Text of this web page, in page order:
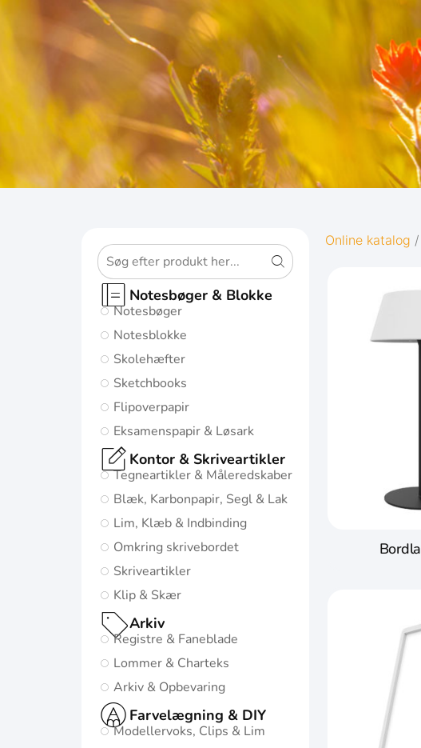
OXFORD
ORIGINS
Diskret og
minimalistisk
design
naturinspirerede
farver med
matchende
Oxford
Notesbøger & Blokke
Notesbøger
Notesblokke
Skolehæfter
Sketchbooks
Flipoverpapir
Eksamenspapir & Løsark
Kontor & Skriveartikler
Tegneartikler & Måleredskaber
Blæk, Karbonpapir, Segl & Lak
Lim, Klæb & Indbinding
Omkring skrivebordet
Skriveartikler
Klip & Skær
Arkiv
Registre & Faneblade
Lommer & Charteks
Arkiv & Opbevaring
Farvelægning & DIY
Modellervoks, Clips & Lim
Online katalog /